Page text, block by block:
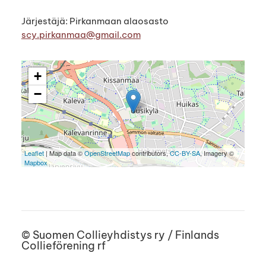
Järjestäjä: Pirkanmaan alaosasto
scy.pirkanmaa@gmail.com
+
−
Leaflet| Map data ©OpenStreetMapcontributors,CC-BY-SA, Imagery ©
Mapbox
© Suomen Collieyhdistys ry / Finlands
Collieförening rf